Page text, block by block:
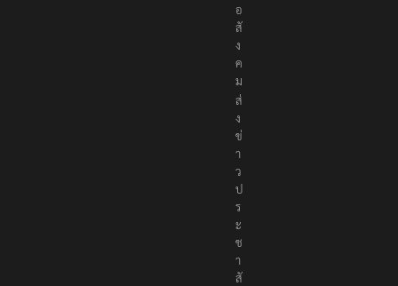
อ
สั
ง
ค
ม
ส่
ง
ข่
า
ว
ป
ร
ะ
ช
า
สั